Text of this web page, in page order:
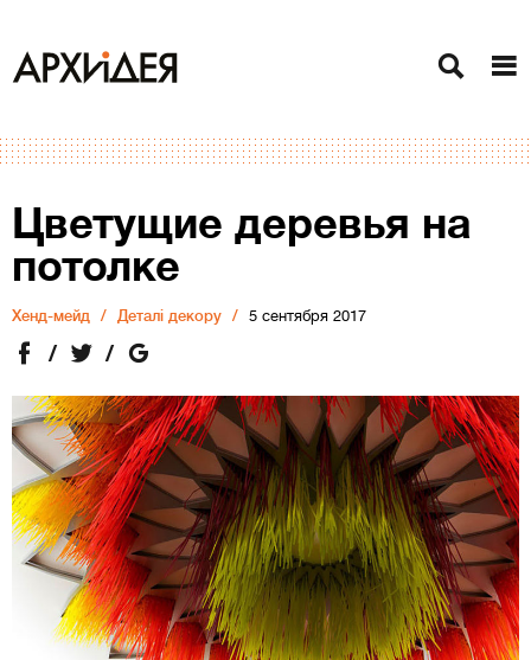
Цветущие деревья на
потолке
Хенд-мейд Деталі декору 5 сентября 2017